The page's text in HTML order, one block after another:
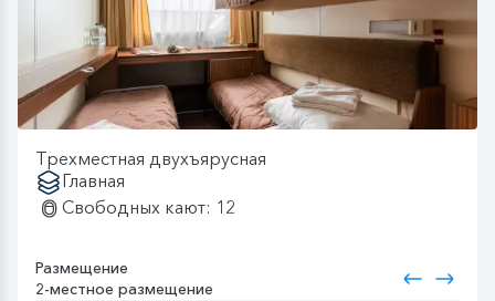
Трехместная двухъярусная
Главная
Свободных кают: 12
Размещение
2-местное размещение